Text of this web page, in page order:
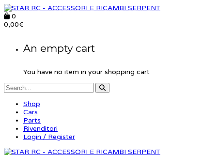
0
0,00€
An empty cart
You have no item in your shopping cart
Shop
Cars
Parts
Rivenditori
Login / Register